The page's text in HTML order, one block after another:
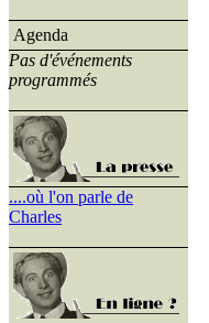
Agenda
Pas d'événements
programmés
....où l'on parle de
Charles